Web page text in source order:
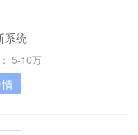
系统
5-10万